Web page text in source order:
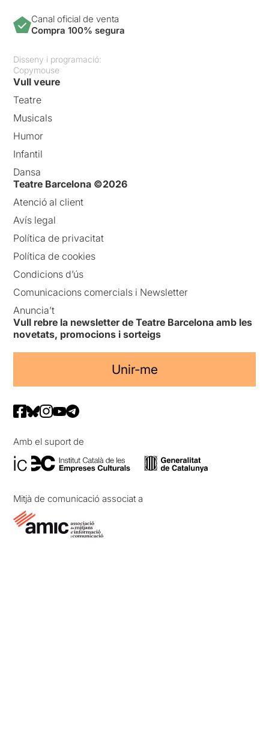
Canal oficial de venta
Compra 100% segura
Disseny i programació:
Copymouse
Vull veure
Teatre
Musicals
Humor
Infantil
Dansa
Teatre Barcelona ©2026
Atenció al client
Avís legal
Política de privacitat
Política de cookies
Condicions d’ús
Comunicacions comercials i Newsletter
Anuncia’t
Vull rebre la newsletter de Teatre Barcelona amb les
novetats, promocions i sorteigs
Unir-me
Amb el suport de
Mitjà de comunicació associat a